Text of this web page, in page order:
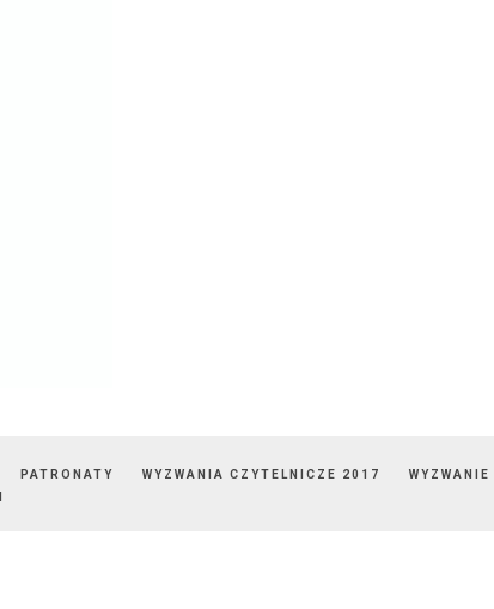
PATRONATY WYZWANIA CZYTELNICZE 2017
WYZWANIE